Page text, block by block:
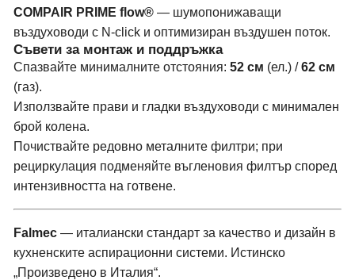
COMPAIR PRIME flow® — шумопонижаващи
въздуховоди с N-click и оптимизиран въздушен поток.
Съвети за монтаж и поддръжка
Спазвайте минималните отстояния: 52 см (ел.) /62 см
(газ).
Използвайте прави и гладки въздуховоди с минимален
брой колена.
Почиствайте редовно металните филтри; при
рециркулация подменяйте въгленовия филтър според
интензивността на готвене.
Falmec — италиански стандарт за качество и дизайн в
кухненските аспирационни системи. Истинско
„Произведено в Италия“.